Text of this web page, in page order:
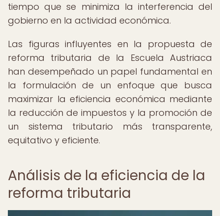
tiempo que se minimiza la interferencia del
gobierno en la actividad económica.
Las figuras influyentes en la propuesta de
reforma tributaria de la Escuela Austriaca
han desempeñado un papel fundamental en
la formulación de un enfoque que busca
maximizar la eficiencia económica mediante
la reducción de impuestos y la promoción de
un sistema tributario más transparente,
equitativo y eficiente.
Análisis de la eficiencia de la
reforma tributaria